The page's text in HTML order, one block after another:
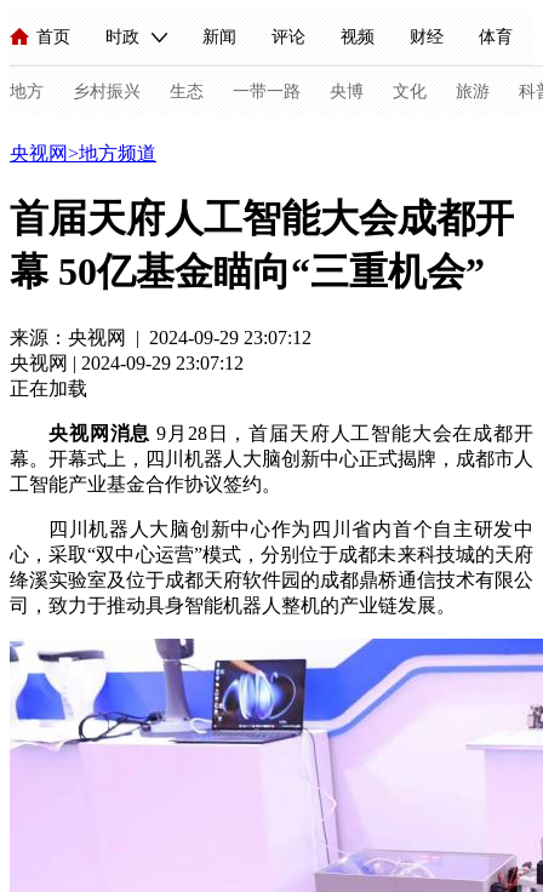
首页 时政 新闻 评论 视频 财经 体育
人民领袖习近平 联播+ 中国领导人 央视快评 习式妙语
直播 栏目大全 节目单 听音 微视频 主持人
海外频道 iPanda English Монгол
地方 乡村振兴 生态 一带一路 央博 文化 旅游 科
新闻 国内 国际 评论 经济 军事 科技
视频
现场 前线 比划 快看 蓝海中国 新兵请入列
体育 直播 竞猜 2026年世界杯
VIP会员 CCTV奥林匹克频道 生活体育大会 体育江湖
财经 教育 乡村振兴 生态环境 一带一路 央博
节目单
央视网>地方频道
首届天府人工智能大会成都开
幕 50亿基金瞄向“三重机会”
来源：央视网 | 2024-09-29 23:07:12
央视网 | 2024-09-29 23:07:12
正在加载
央视网消息 9月28日，首届天府人工智能大会在成都开
幕。开幕式上，四川机器人大脑创新中心正式揭牌，成都市人
工智能产业基金合作协议签约。
四川机器人大脑创新中心作为四川省内首个自主研发中
心，采取“双中心运营”模式，分别位于成都未来科技城的天府
绛溪实验室及位于成都天府软件园的成都鼎桥通信技术有限公
司，致力于推动具身智能机器人整机的产业链发展。